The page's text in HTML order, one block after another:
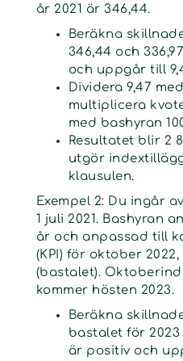
år 2021 är 346,44.
Beräkna
346,44 och
och uppgår till
Dividera 9,47
multiplicera
med bashyran
Resultatet blir 2
utgör
klausulen.
Exempel 2: Du ingår
1 juli 2021. Bashyran
år och anpassad till
(KPI) för oktober 2022,
(bastalet).
kommer hösten 2023.
Beräkna
bastalet för 2023
är positiv och